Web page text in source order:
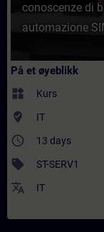
conoscenze di
automazione
På et øyeblikk
widgets Kurs
where_to_vote IT
access_time 13 days
sell ST-SERV1
translate IT